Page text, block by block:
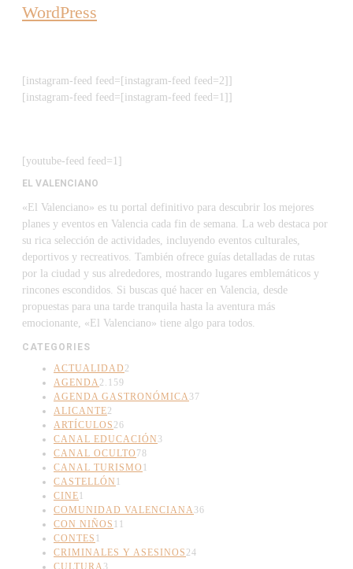
WordPress
[instagram-feed feed=[instagram-feed feed=2]]
[instagram-feed feed=[instagram-feed feed=1]]
[youtube-feed feed=1]
EL VALENCIANO
«El Valenciano» es tu portal definitivo para descubrir los mejores
planes y eventos en Valencia cada fin de semana. La web destaca por
su rica selección de actividades, incluyendo eventos culturales,
deportivos y recreativos. También ofrece guías detalladas de rutas
por la ciudad y sus alrededores, mostrando lugares emblemáticos y
rincones escondidos. Si buscas qué hacer en Valencia, desde
propuestas para una tarde tranquila hasta la aventura más
emocionante, «El Valenciano» tiene algo para todos.
CATEGORIES
ACTUALIDAD 2
AGENDA2.159
AGENDA GASTRONÓMICA37
ALICANTE2
ARTÍCULOS 26
CANAL EDUCACIÓN 3
CANAL OCULTO 78
CANAL TURISMO 1
CASTELLÓN 1
CINE1
COMUNIDAD VALENCIANA36
CON NIÑOS 11
CONTES 1
CRIMINALES Y ASESINOS 24
CULTURA3